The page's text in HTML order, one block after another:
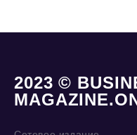
2023 ©